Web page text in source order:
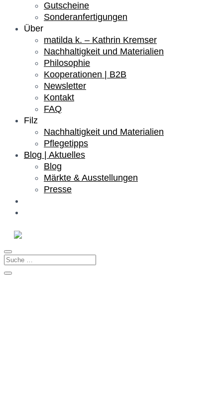
Gutscheine
Sonderanfertigungen
Über
matilda k. – Kathrin Kremser
Nachhaltigkeit und Materialien
Philosophie
Kooperationen | B2B
Newsletter
Kontakt
FAQ
Filz
Nachhaltigkeit und Materialien
Pflegetipps
Blog | Aktuelles
Blog
Märkte & Ausstellungen
Presse